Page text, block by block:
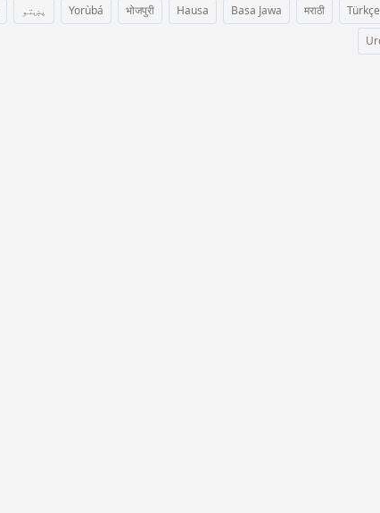
Türkçe
मराठी
Basa Jawa
Hausa
भोजपुरी
Yorùbá پښتو